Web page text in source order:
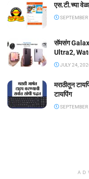
एस.टी.च्या
सॅमसंग
Ultra2,
JULY 24,
मराठीतून
टायपिंग